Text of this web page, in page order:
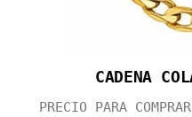
CADENA
PRECIO PARA